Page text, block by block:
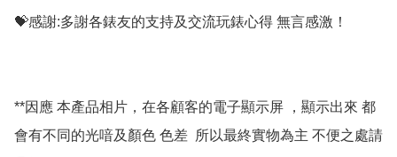
💝感謝:多謝各錶友的支持及交流玩錶心得 無言感激！
**因應 本產品相片，在各顧客的電子顯示屏 ，顯示出來 都
會有不同的光喑及顏色 色差  所以最終實物為主 不便之處請